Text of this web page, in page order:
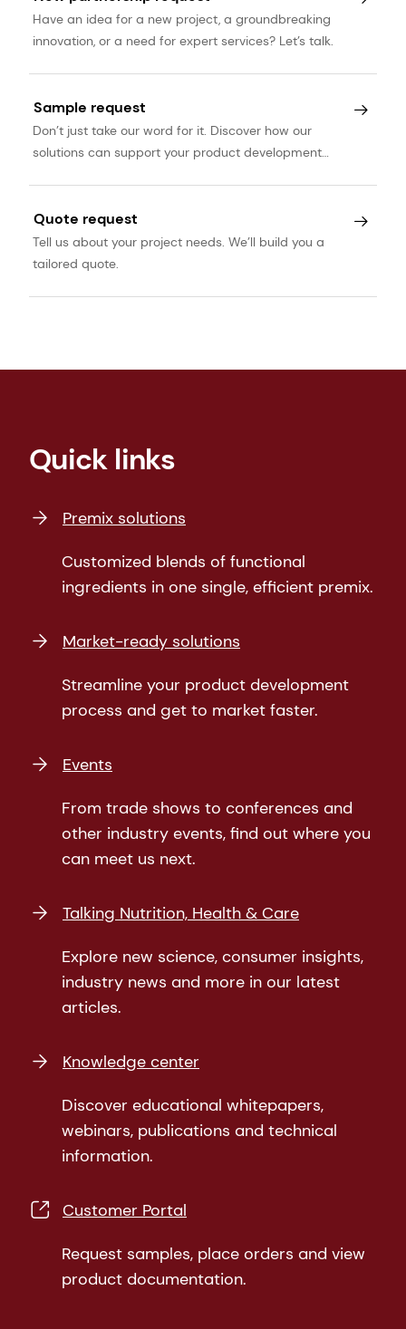
Have an idea for a new project, a groundbreaking
innovation, or a need for expert services? Let’s talk.
Sample request
Don’t just take our word for it. Discover how our
solutions can support your product development
Quote request
Tell us about your project needs. We’ll build you a
tailored quote.
Quick links
Premix solutions
Customized blends of functional
ingredients in one single, efficient premix.
Market-ready solutions
Streamline your product development
process and get to market faster.
Events
From trade shows to conferences and
other industry events, find out where you
can meet us next.
Talking Nutrition, Health & Care
Explore new science, consumer insights,
industry news and more in our latest
articles.
Knowledge center
Discover educational whitepapers,
webinars, publications and technical
information.
Customer Portal
Request samples, place orders and view
product documentation.